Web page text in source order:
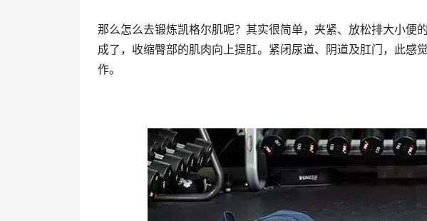
那么怎么去锻炼凯格尔肌呢？其实很简单，夹紧、放松排大小便
成了，收缩臀部的肌肉向上提肛。紧闭尿道、阴道及肛门，此感
作。